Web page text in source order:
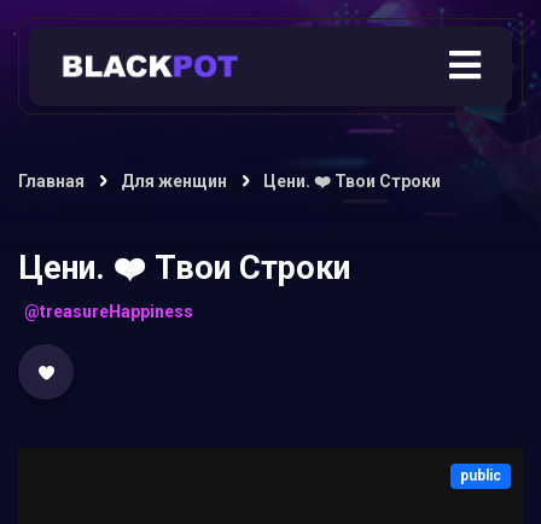
Главная Для женщин Цени. ❤️ Твои Строки
Цени. ❤️ Твои Строки
@treasureHappiness
public